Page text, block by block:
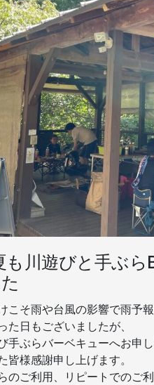
と
川
遊
び
ご
利
用
あ
り
が
と
う
ご
い
ま
す)
川遊びと手ぶら
こそ雨や台風の影響で雨予報
た日もございましたが、
手ぶらバーベキューへお申
皆様感謝申し上げます。
のご利用、リピートでのご